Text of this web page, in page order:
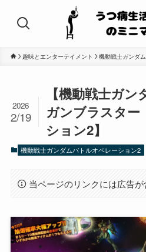
趣味とエンターテイメント 機動戦士ガンダ
【機動戦士ガ
ガンブラスター
ション2】
2026
2/19
機動戦士ガンダムバトルオペレーション2
当ページのリンクには広告が